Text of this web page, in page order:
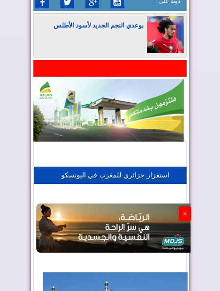
بوعدي النجم الجديد لأسود الأطلس
المغرب يعزز موقعه في صناعة الطيران
استفزاز جزائري للمغرب في اليونسكو
×